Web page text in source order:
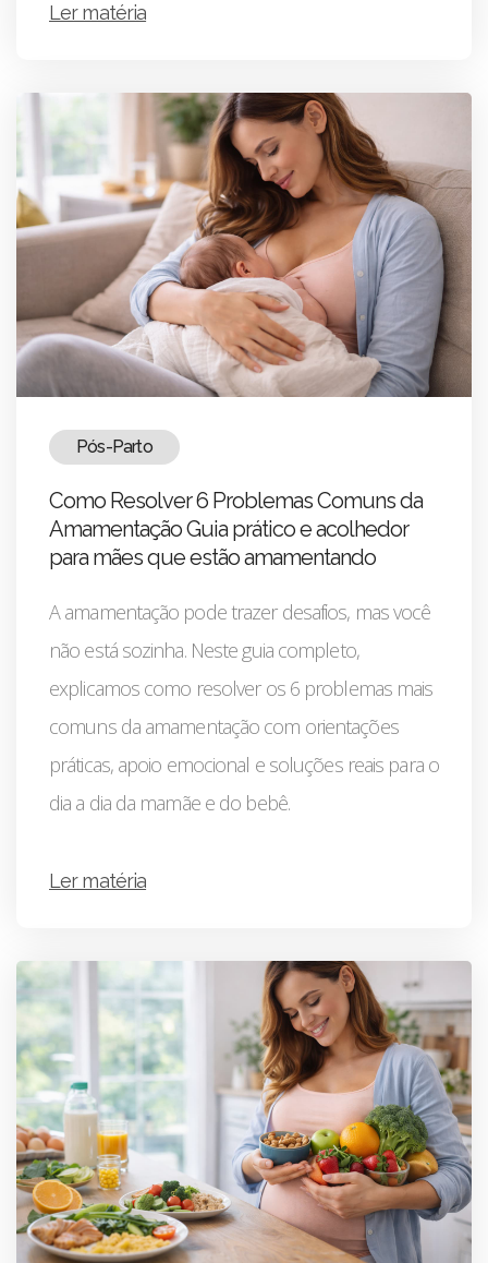
Ler matéria
Pós-Parto
Como Resolver 6 Problemas Comuns da
Amamentação Guia prático e acolhedor
para mães que estão amamentando
A amamentação pode trazer desafios, mas você
não está sozinha. Neste guia completo,
explicamos como resolver os 6 problemas mais
comuns da amamentação com orientações
práticas, apoio emocional e soluções reais para o
dia a dia da mamãe e do bebê.
Ler matéria